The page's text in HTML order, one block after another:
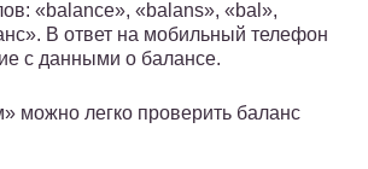
«balance», «balans», «bal»,
В ответ на мобильный телефон
с данными о балансе.
можно легко проверить баланс